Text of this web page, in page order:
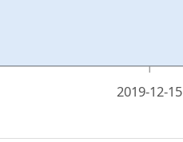
2019-12-15